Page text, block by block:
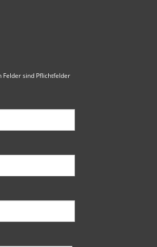
sind Pflichtfelder